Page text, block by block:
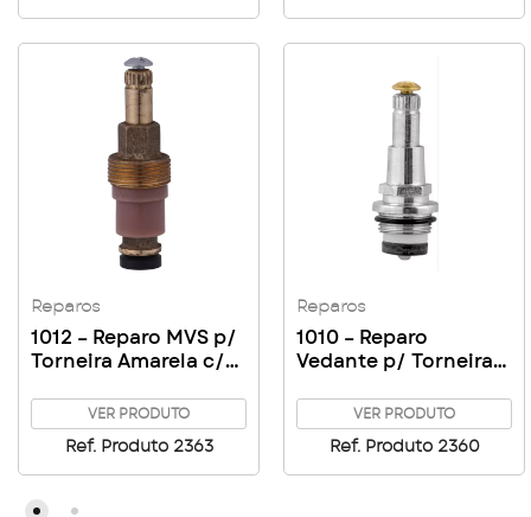
Reparos
1012 – Reparo MVS p/
Torneira Amarela c/
VER PRODUTO
Ref. Produto 2363
Reparos
1010 – Reparo
Vedante p/ Torneira
VER PRODUTO
Ref. Produto 2360